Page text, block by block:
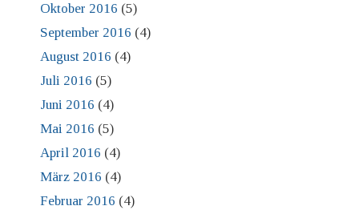
Oktober 2016 (5)
September 2016 (4)
August 2016 (4)
Juli 2016 (5)
Juni 2016 (4)
Mai 2016 (5)
April 2016 (4)
März 2016 (4)
Februar 2016 (4)